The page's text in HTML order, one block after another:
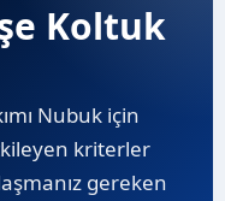
Koltuk
Nubuk için
kriterler
gereken